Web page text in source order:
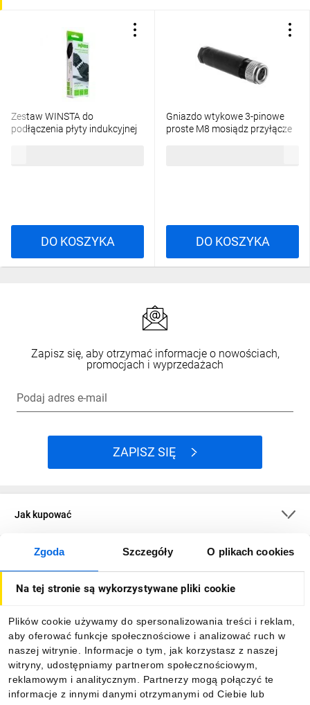
Zgoda Szczegóły O plikach cookies
Na tej stronie są wykorzystywane pliki cookie
Plików cookie używamy do spersonalizowania treści i reklam,
aby oferować funkcje społecznościowe i analizować ruch w
naszej witrynie. Informacje o tym, jak korzystasz z naszej
witryny, udostępniamy partnerom społecznościowym,
reklamowym i analitycznym. Partnerzy mogą połączyć te
informacje z innymi danymi otrzymanymi od Ciebie lub
Zestaw WINSTA do
podłączenia płyty indukcyjnej
DO KOSZYKA
Gniazdo wtykowe 3-pinowe
proste M8 mosiądz przyłącze
DO KOSZYKA
Zapisz się, aby otrzymać informacje o nowościach,
promocjach i wyprzedażach
Podaj adres e-mail
ZAPISZ SIĘ
Jak kupować
O firmie
Informacje
Pobierz naszą aplikację mobilną: